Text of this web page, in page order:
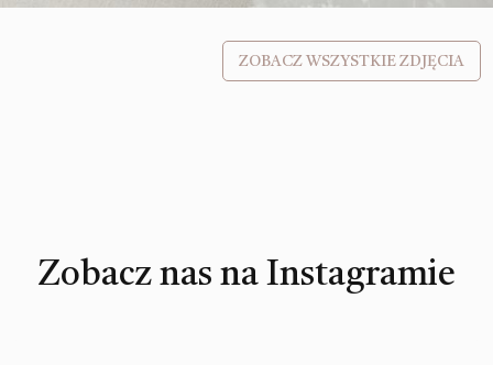
ZOBACZ WSZYSTKIE ZDJĘCIA
Zobacz nas na Instagramie